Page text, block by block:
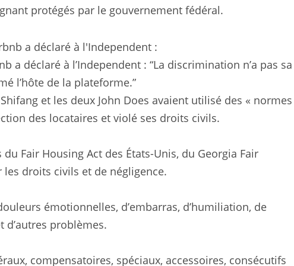
protégés par le gouvernement fédéral.
a déclaré à l’Independent : “La discrimination n’a pas sa
l’hôte de la plateforme.”
et les deux John Does avaient utilisé des « normes
des locataires et violé ses droits civils.
Fair Housing Act des États-Unis, du Georgia Fair
droits civils et de négligence.
émotionnelles, d’embarras, d’humiliation, de
d’autres problèmes.
compensatoires, spéciaux, accessoires, consécutifs